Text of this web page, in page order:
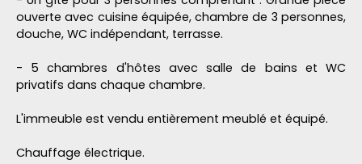
ouverte avec cuisine équipée, chambre de 3 personnes,
douche, WC indépendant, terrasse.
- 5 chambres d'hôtes avec salle de bains et WC
privatifs dans chaque chambre.
L'immeuble est vendu entièrement meublé et équipé.
Chauffage électrique.